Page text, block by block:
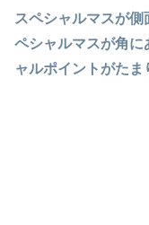
スペシャルマスが
ペシャルマスが角に
ャルポイントがたま